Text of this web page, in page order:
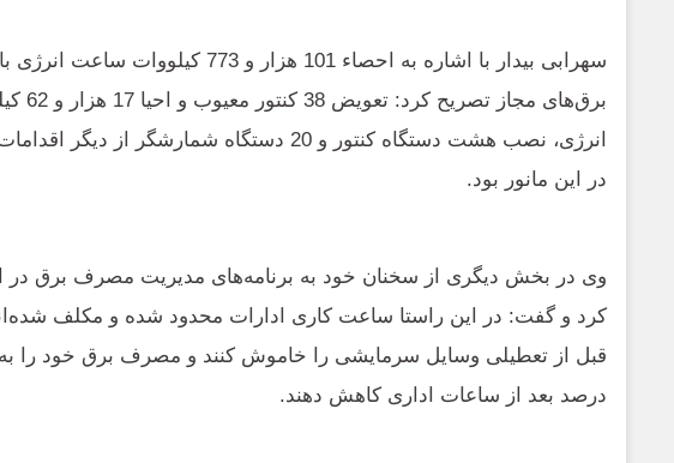
سهرابی بیدار با اشاره به احصاء 101 هزار و 773
برق‌های
انرژی، نصب هشت دستگاه کنتور و 20 دستگاه شمارشگر از
در این مانور بود.
وی در بخش دیگری از سخنان خود به برنامه‌های مدیریت مصرف برق در
کرد و گفت: در این راستا ساعت کاری ادارات محدود شده و مکلف
درصد بعد از ساعات اداری کاهش دهند.